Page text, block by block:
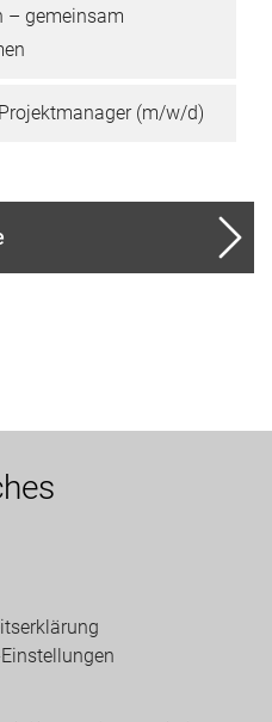
– gemeinsam
(m/w/d)